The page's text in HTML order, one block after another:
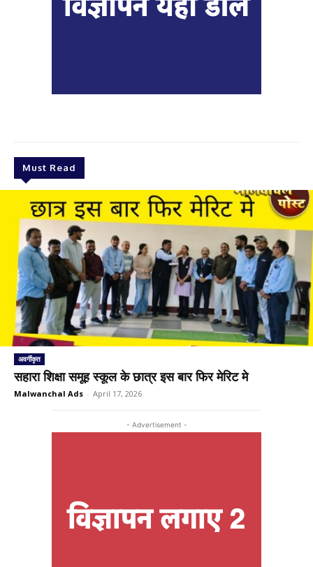
Must Read
अवर्गीकृत
सहारा शिक्षा समूह स्कूल के छात्र इस बार फिर मेरिट मे
Malwanchal Ads - April 17, 2026
- Advertisement -